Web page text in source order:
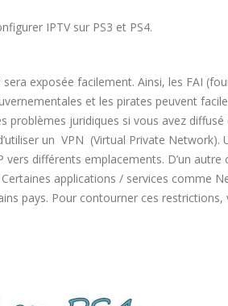
IPTV sur PS3 et PS4.
exposée facilement. Ainsi, les FAI
et les pirates peuvent
problèmes juridiques si vous avez
un VPN (Virtual Private
différents emplacements. D’un
applications / services comme
pays. Pour contourner ces